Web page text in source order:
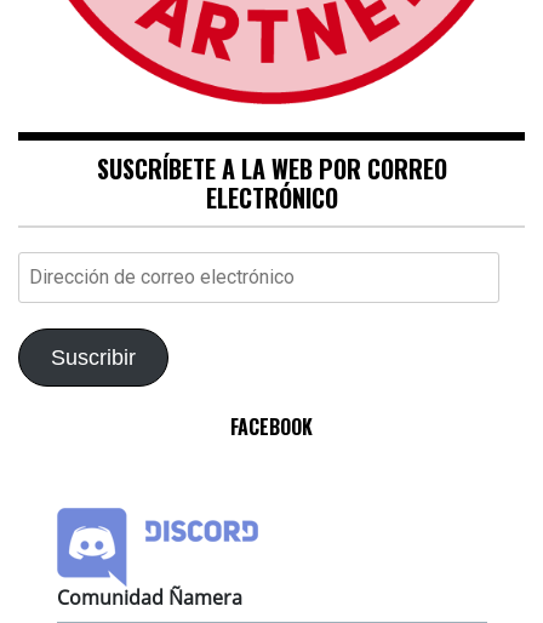
SUSCRÍBETE A LA WEB POR CORREO
ELECTRÓNICO
Dirección
de
electrónico
Suscribir
FACEBOOK
Comunidad Ñamera